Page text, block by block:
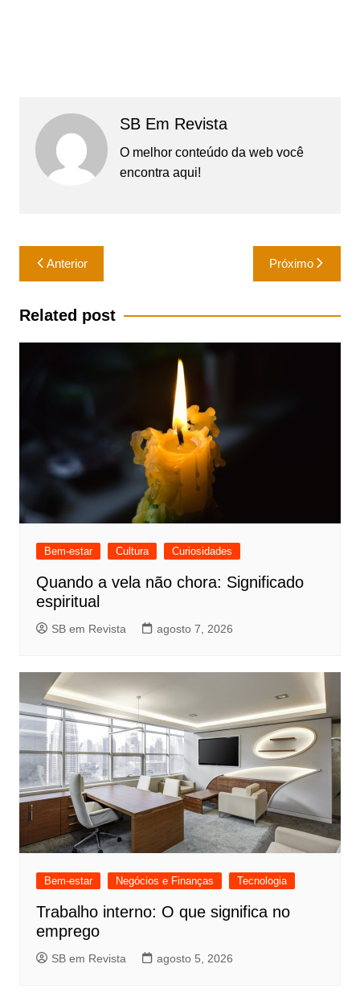
SB Em Revista
O melhor conteúdo da web você
encontra aqui!
Navegação
de
Post
Anterior Próximo
Related post
Bem-estar Cultura Curiosidades
Quando a vela não chora: Significado
espiritual
SB em Revista agosto 7, 2026
Bem-estar Negócios e Finanças Tecnologia
Trabalho interno: O que significa no
emprego
SB em Revista agosto 5, 2026